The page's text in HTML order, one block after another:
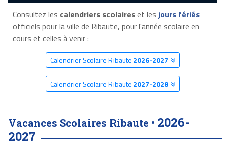
Consultez les calendriers scolaireset les jours fériés
officiels pour la ville de Ribaute, pour l'année scolaire en
cours et celles à venir :
Calendrier Scolaire Ribaute 2026-2027
Calendrier Scolaire Ribaute 2027-2028
Vacances Scolaires Ribaute • 2026-
2027